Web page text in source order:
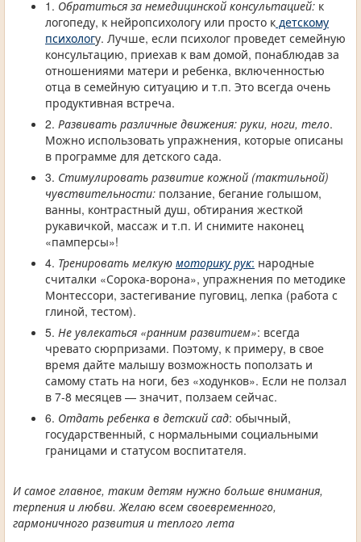
1. Обратиться за немедицинской консультацией: к
логопеду, к нейропсихологу или просто к детскому
психологу. Лучше, если психолог проведет семейную
консультацию, приехав к вам домой, понаблюдав за
отношениями матери и ребенка, включенностью
отца в семейную ситуацию и т.п. Это всегда очень
продуктивная встреча.
2. Развивать различные движения: руки, ноги, тело.
Можно использовать упражнения, которые описаны
в программе для детского сада.
3. Стимулировать развитие кожной (тактильной)
чувствительности: ползание, бегание голышом,
ванны, контрастный душ, обтирания жесткой
рукавичкой, массаж и т.п. И снимите наконец
«памперсы»!
4. Тренировать мелкую моторику рук: народные
считалки «Сорока-ворона», упражнения по методике
Монтессори, застегивание пуговиц, лепка (работа с
глиной, тестом).
5. Не увлекаться «ранним развитием»: всегда
чревато сюрпризами. Поэтому, к примеру, в свое
время дайте малышу возможность поползать и
самому стать на ноги, без «ходунков». Если не ползал
в 7-8 месяцев — значит, ползаем сейчас.
6. Отдать ребенка в детский сад: обычный,
государственный, с нормальными социальными
границами и статусом воспитателя.
И самое главное, таким детям нужно больше внимания,
терпения и любви. Желаю всем своевременного,
гармоничного развития и теплого лета